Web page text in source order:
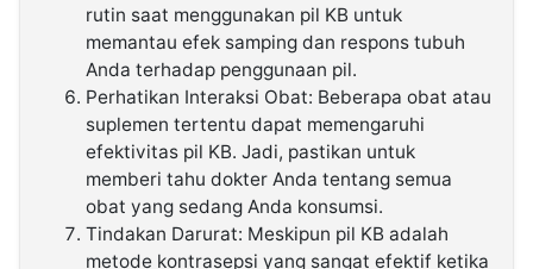
rutin saat menggunakan pil KB untuk
memantau efek samping dan respons tubuh
Anda terhadap penggunaan pil.
Perhatikan Interaksi Obat: Beberapa obat atau
suplemen tertentu dapat memengaruhi
efektivitas pil KB. Jadi, pastikan untuk
memberi tahu dokter Anda tentang semua
obat yang sedang Anda konsumsi.
Tindakan Darurat: Meskipun pil KB adalah
metode kontrasepsi yang sangat efektif ketika